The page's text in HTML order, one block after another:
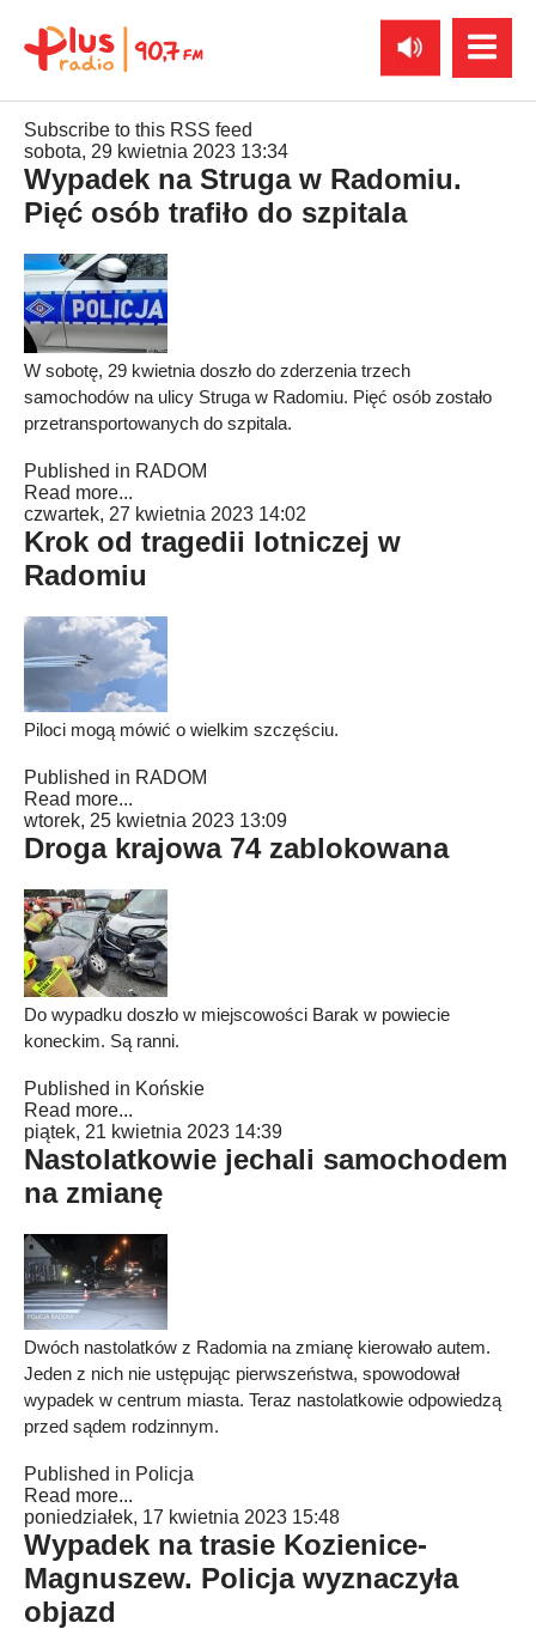
Subscribe to this RSS feed
sobota, 29 kwietnia 2023 13:34
Wypadek na Struga w Radomiu.
Pięć osób trafiło do szpitala
W sobotę, 29 kwietnia doszło do zderzenia trzech
samochodów na ulicy Struga w Radomiu. Pięć osób zostało
przetransportowanych do szpitala.
Published in RADOM
Read more...
czwartek, 27 kwietnia 2023 14:02
Krok od tragedii lotniczej w
Radomiu
Piloci mogą mówić o wielkim szczęściu.
Published in RADOM
Read more...
wtorek, 25 kwietnia 2023 13:09
Droga krajowa 74 zablokowana
Do wypadku doszło w miejscowości Barak w powiecie
koneckim. Są ranni.
Published in Końskie
Read more...
piątek, 21 kwietnia 2023 14:39
Nastolatkowie jechali samochodem
na zmianę
Dwóch nastolatków z Radomia na zmianę kierowało autem.
Jeden z nich nie ustępując pierwszeństwa, spowodował
wypadek w centrum miasta. Teraz nastolatkowie odpowiedzą
przed sądem rodzinnym.
Published in Policja
Read more...
poniedziałek, 17 kwietnia 2023 15:48
Wypadek na trasie Kozienice-
Magnuszew. Policja wyznaczyła
objazd